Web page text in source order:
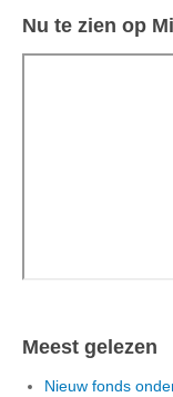
Nu te zien op
Meest gelezen
Nieuw fonds